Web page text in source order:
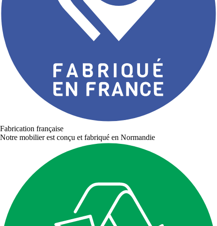
Fabrication française
Notre mobilier est conçu et fabriqué en Normandie